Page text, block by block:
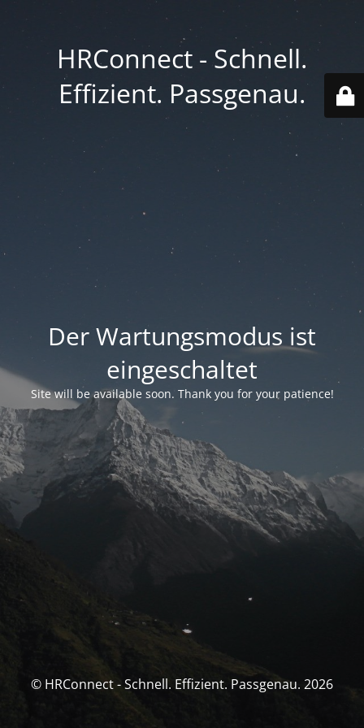
HRConnect - Schnell.
Effizient. Passgenau.
Der Wartungsmodus ist
eingeschaltet
Site will be available soon. Thank you for your patience!
© HRConnect - Schnell. Effizient. Passgenau. 2026